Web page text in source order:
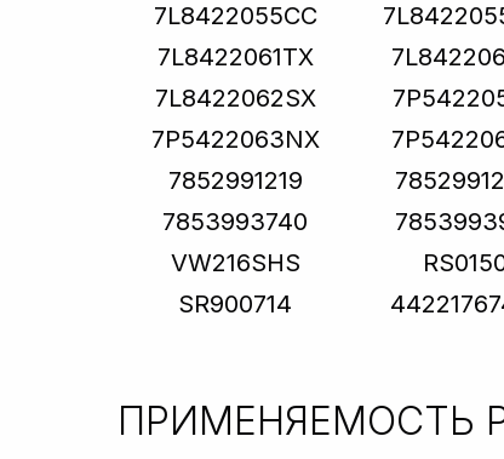
7L8422055CC
7L8422061TX
7L8422062SX
7P5422063NX
7852991219
7853993740
VW216SHS
SR900714
ПРИМЕНЯЕМОСТЬ